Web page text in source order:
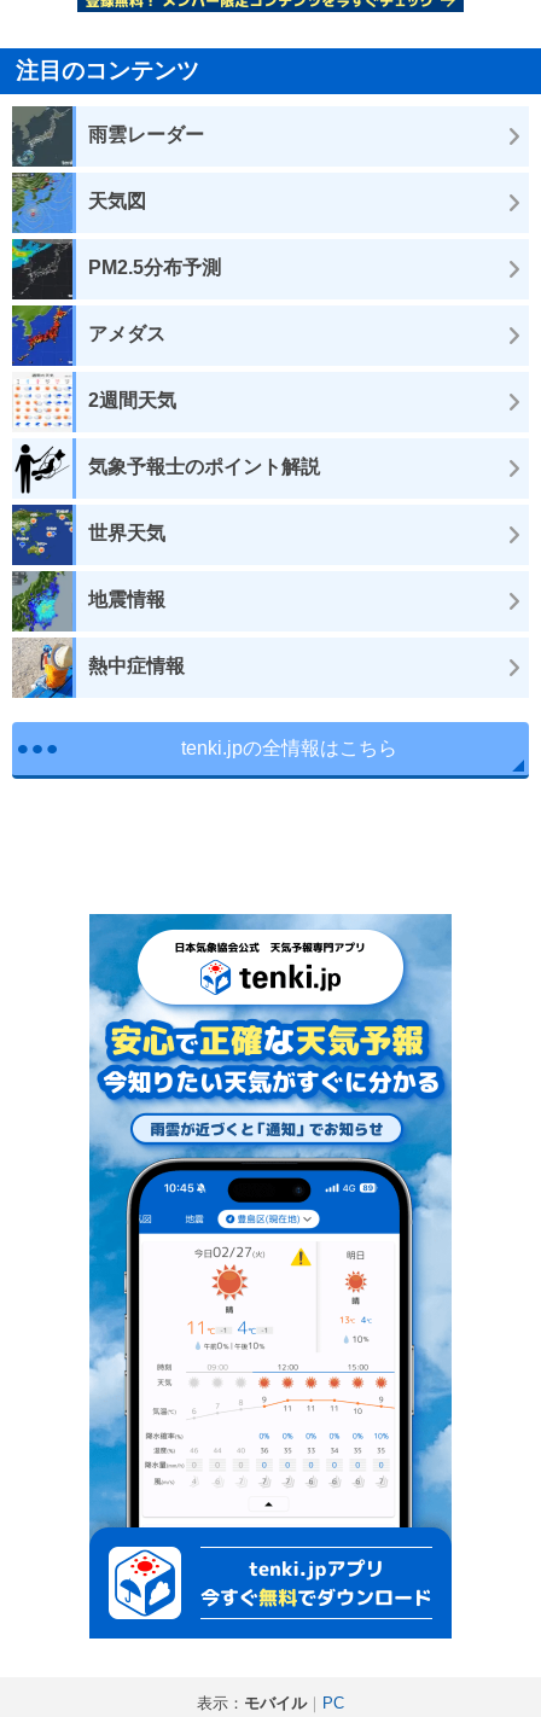
注目のコンテンツ
雨雲レーダー
天気図
PM2.5分布予測
アメダス
2週間天気
気象予報士のポイント解説
世界天気
地震情報
熱中症情報
tenki.jpの全情報はこちら
表示： モバイル｜ PC